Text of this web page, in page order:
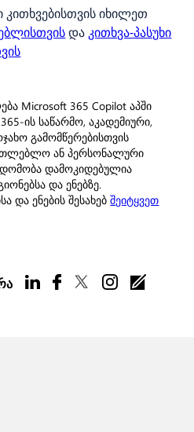
იხილეთ
და კითხვა-პასუხი
Microsoft 365 Copilot აპში
ის საწარმო, აკადემიური,
გამომწერებისთვის
ან პერსონალური
დამოკიდებულია
და ენებზე.
და ენების შესახებშეიტყვეთ